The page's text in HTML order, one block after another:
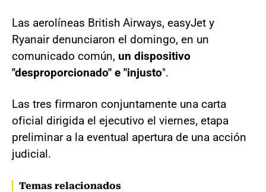
Las aerolíneas British Airways, easyJet y
Ryanair denunciaron el domingo, en un
comunicado común, un dispositivo
"desproporcionado" e "injusto".
Las tres firmaron conjuntamente una carta
oficial dirigida el ejecutivo el viernes, etapa
preliminar a la eventual apertura de una acción
judicial.
Temas relacionados